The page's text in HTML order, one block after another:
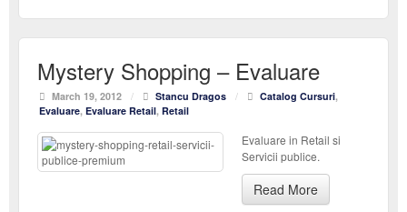
Mystery Shopping – Evaluare
March 19, 2012 / Stancu Dragos / Catalog Cursuri,
Evaluare, Evaluare Retail, Retail
Evaluare in Retail si
Servicii publice.
Read More